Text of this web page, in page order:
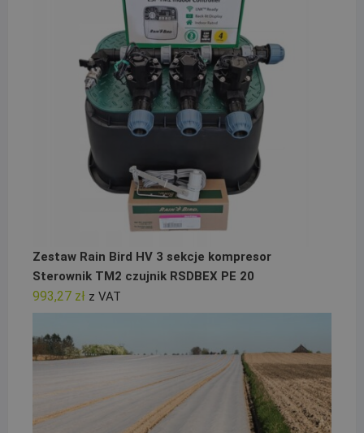
Zestaw Rain Bird HV 3 sekcje kompresor
Sterownik TM2 czujnik RSDBEX PE 20
993,27 zł z VAT